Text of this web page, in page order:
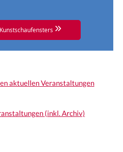
aktuellen Veranstaltungen
(inkl. Archiv)